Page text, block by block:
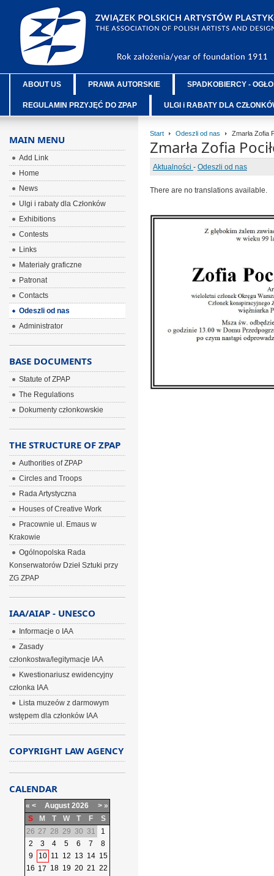
ABOUT US PRAWA AUTORSKIE SPADKOBIERCY -
REGULAMIN PRZYJĘĆ DO ZPAP ULGI i RABATY DLA
Start Odeszli od nas Zmarła Zofia
Zmarła Zofia
Aktualności - Odeszli od nas
There are no translations available.
MAIN MENU
Add Link
Home
News
Ulgi i rabaty dla Członków
Exhibitions
Contests
Links
Materiały graficzne
Patronat
Contacts
Odeszli od nas
Administrator
BASE DOCUMENTS
Statute of ZPAP
The Regulations
Dokumenty członkowskie
THE STRUCTURE OF ZPAP
Authorities of ZPAP
Circles and Troops
Rada Artystyczna
Houses of Creative Work
Pracownie ul. Emaus w
Krakowie
Ogólnopolska Rada
Konserwatorów Dzieł Sztuki przy
ZG ZPAP
IAA/AIAP - UNESCO
Informacje o IAA
Zasady
członkostwa/legitymacje IAA
Kwestionariusz ewidencyjny
członka IAA
Lista muzeów z darmowym
wstępem dla członków IAA
COPYRIGHT LAW AGENCY
CALENDAR
« < August 2026 > »
S
M T W T F
S
26 27 28 29 30 31
1
2
3 4 5 6 7
8
9
10 11 12 13 14 15
16 17 18 19 20 21 22